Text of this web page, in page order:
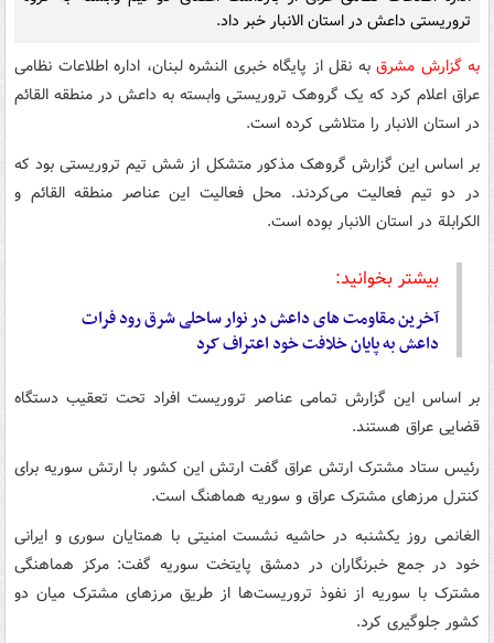
تروریستی داعش در استان الانبار خبر داد.
به گزارش مشرق به نقل از پایگاه خبری النشره لبنان، اداره اطلاعات نظامی
عراق اعلام کرد که یک گروهک تروریستی وابسته به داعش در منطقه القائم
در استان الانبار را متلاشی کرده است.
بر اساس این گزارش گروهک مذکور متشکل از شش تیم تروریستی بود که
در دو تیم فعالیت می‌کردند. محل فعالیت این عناصر منطقه القائم و
الکرابلة در استان الانبار بوده است.
بیشتر بخوانید:
آخرین مقاومت های داعش در نوار ساحلی شرق رود فرات
داعش به پایان خلافت خود اعتراف کرد
بر اساس این گزارش تمامی عناصر تروریست افراد تحت تعقیب دستگاه
قضایی عراق هستند.
رئیس ستاد مشترک ارتش عراق گفت ارتش این کشور با ارتش سوریه برای
کنترل مرزهای مشترک عراق و سوریه هماهنگ است.
الغانمی روز یکشنبه در حاشیه نشست امنیتی با همتایان سوری و ایرانی
خود در جمع خبرنگاران در دمشق پایتخت سوریه گفت: مرکز هماهنگی
مشترک با سوریه از نفوذ تروریست‌ها از طریق مرزهای مشترک میان دو
کشور جلوگیری کرد.